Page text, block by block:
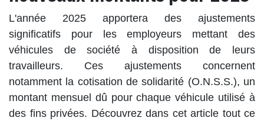
L'année 2025 apportera des ajustements
significatifs pour les employeurs mettant des
véhicules de société à disposition de leurs
travailleurs. Ces ajustements concernent
notamment la cotisation de solidarité (O.N.S.S.), un
montant mensuel dû pour chaque véhicule utilisé à
des fins privées. Découvrez dans cet article tout ce